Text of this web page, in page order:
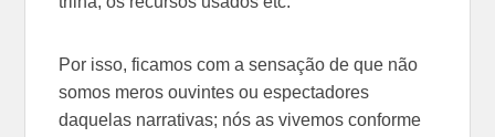
Por isso, ficamos com a sensação de que não
somos meros ouvintes ou espectadores
daquelas narrativas; nós as vivemos conforme